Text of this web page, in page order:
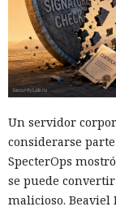
Un servidor
considerarse
SpecterOps
se puede
malicioso. Beaviel